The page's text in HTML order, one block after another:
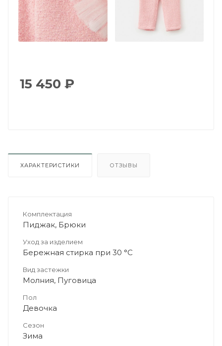
15 450 ₽
ХАРАКТЕРИСТИКИ ОТЗЫВЫ
Комплектация
Пиджак, Брюки
Уход за изделием
Бережная стирка при 30 °C
Вид застежки
Молния, Пуговица
Пол
Девочка
Сезон
Зима